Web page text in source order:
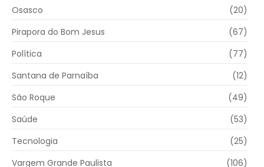
Osasco
(20)
Pirapora do Bom Jesus
(67)
Política
(77)
Santana de Parnaíba
(12)
São Roque
(49)
Saúde
(53)
Tecnologia
(25)
Vargem Grande Paulista
(106)